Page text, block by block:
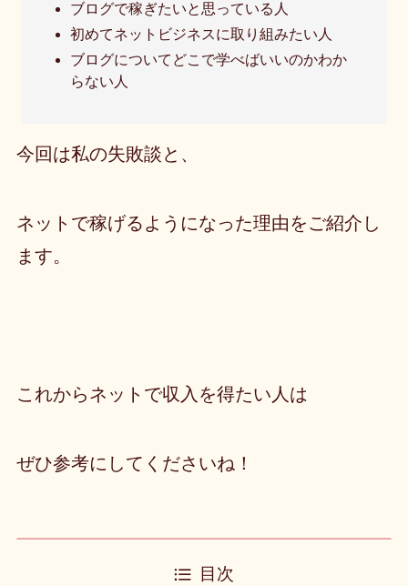
ブログで稼ぎたいと思っている人
初めてネットビジネスに取り組みたい人
ブログについてどこで学べばいいのかわか
らない人
今回は私の失敗談と、
ネットで稼げるようになった理由をご紹介し
ます。
これからネットで収入を得たい人は
ぜひ参考にしてくださいね！
目次